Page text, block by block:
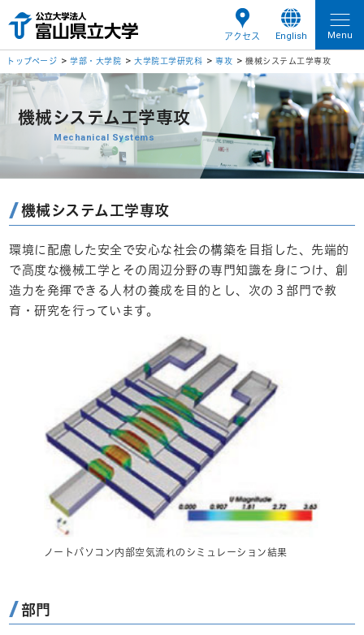
アクセス English Menu
トップページ 学部・大学院 大学院工学研究科 専攻 機械システム工学専攻
機械システム工学専攻
Mechanical Systems
機械システム工学専攻
環境に配慮した安全で安心な社会の構築を目指した、先端的
で高度な機械工学とその周辺分野の専門知識を身につけ、創
造力を発揮できる人材の養成を目的とし、次の３部門で教
育・研究を行っています。
ノートパソコン内部空気流れのシミュレーション結果
部門